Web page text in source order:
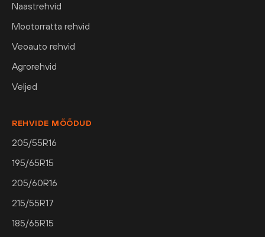
Naastrehvid
Mootorratta rehvid
Veoauto rehvid
Agrorehvid
Veljed
REHVIDE MÕÕDUD
205/55R16
195/65R15
205/60R16
215/55R17
185/65R15